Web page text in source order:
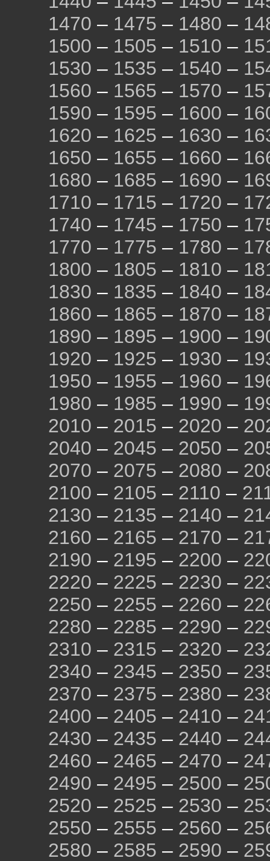
1470 – 1475 – 1480 –
1500 – 1505 – 1510 –
1530 – 1535 – 1540 –
1560 – 1565 – 1570 –
1590 – 1595 – 1600 –
1620 – 1625 – 1630 –
1650 – 1655 – 1660 –
1680 – 1685 – 1690 –
1710 – 1715 – 1720 –
1740 – 1745 – 1750 –
1770 – 1775 – 1780 –
1800 – 1805 – 1810 –
1830 – 1835 – 1840 –
1860 – 1865 – 1870 –
1890 – 1895 – 1900 –
1920 – 1925 – 1930 –
1950 – 1955 – 1960 –
1980 – 1985 – 1990 –
2010 – 2015 – 2020 –
2040 – 2045 – 2050 –
2070 – 2075 – 2080 –
2100 – 2105 – 2110 –
2130 – 2135 – 2140 –
2160 – 2165 – 2170 –
2190 – 2195 – 2200 –
2220 – 2225 – 2230 –
2250 – 2255 – 2260 –
2280 – 2285 – 2290 –
2310 – 2315 – 2320 –
2340 – 2345 – 2350 –
2370 – 2375 – 2380 –
2400 – 2405 – 2410 –
2430 – 2435 – 2440 –
2460 – 2465 – 2470 –
2490 – 2495 – 2500 –
2520 – 2525 – 2530 –
2550 – 2555 – 2560 –
2580 – 2585 – 2590 –